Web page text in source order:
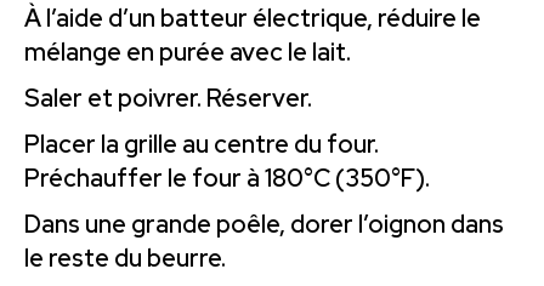
À l’aide d’un batteur électrique, réduire le
mélange en purée avec le lait.
Saler et poivrer. Réserver.
Placer la grille au centre du four.
Préchauffer le four à 180°C (350°F).
Dans une grande poêle, dorer l’oignon dans
le reste du beurre.